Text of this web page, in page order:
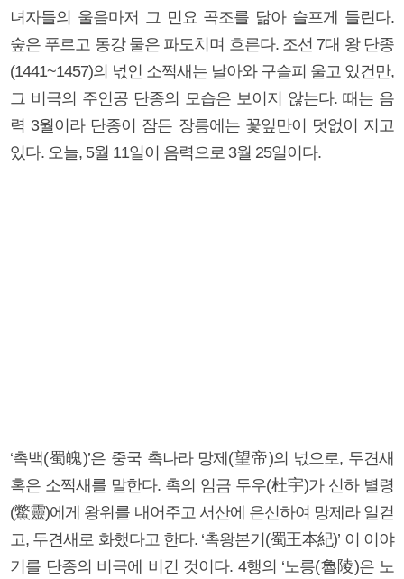
녀자들의 울음마저 그 민요 곡조를 닮아 슬프게 들린다.
숲은 푸르고 동강 물은 파도치며 흐른다. 조선 7대 왕 단종
(1441~1457)의 넋인 소쩍새는 날아와 구슬피 울고 있건만,
그 비극의 주인공 단종의 모습은 보이지 않는다. 때는 음
력 3월이라 단종이 잠든 장릉에는 꽃잎만이 덧없이 지고
있다. 오늘, 5월 11일이 음력으로 3월 25일이다.
‘촉백(蜀魄)’은 중국 촉나라 망제(望帝)의 넋으로, 두견새
혹은 소쩍새를 말한다. 촉의 임금 두우(杜宇)가 신하 별령
(鱉靈)에게 왕위를 내어주고 서산에 은신하여 망제라 일컫
고, 두견새로 화했다고 한다. ‘촉왕본기(蜀王本紀)’ 이 이야
기를 단종의 비극에 비긴 것이다. 4행의 ‘노릉(魯陵)은 노